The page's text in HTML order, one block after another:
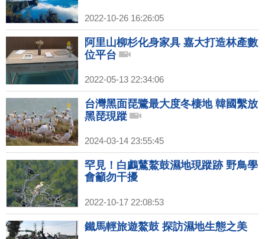
2022-10-26 16:26:05
阿里山柳杉化身家具 嘉大打造林產數
位平台
2022-05-13 22:34:06
台灣黑面琵鷺最大度冬棲地 韓國繫放
黑琵現蹤
2024-03-14 23:55:45
罕見！白鸕鶿鰲鼓濕地現蹤跡 野鳥學
會籲勿干擾
2022-10-17 22:08:53
鐵馬輕旅遊鰲鼓 探訪濕地生態之美